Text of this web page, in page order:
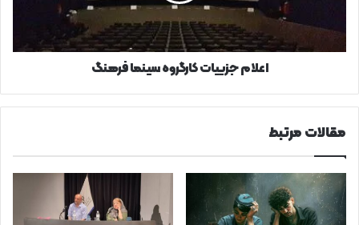
اعلام جزییات کارگروه سینما فرهنگ
مقالات مرتبط